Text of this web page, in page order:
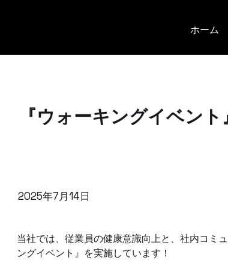
ホーム
『ウォーキングイベン
2025年7月14日
当社では、従業員の健康意識向上と、社内コミ
ングイベント』を実施しています！